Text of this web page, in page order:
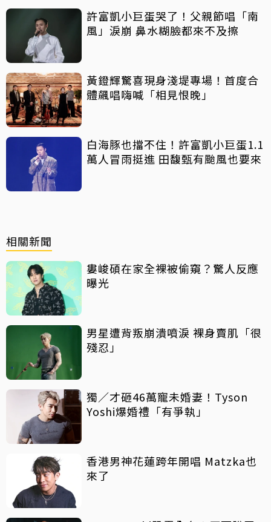
許富凱小巨蛋哭了！父親節唱「南
風」淚崩 鼻水糊臉都來不及擦
黃鐙輝驚喜現身淺堤專場！首度合
體飆唱嗨喊「相見恨晚」
白海豚也擋不住！許富凱小巨蛋1.1
萬人冒雨挺進 田馥甄有颱風也要來
相關新聞
婁峻碩在家全裸被偷窺？驚人反應
曝光
男星遭背叛崩潰噴淚 裸身賣肌「很
殘忍」
獨／才砸46萬寵未婚妻！Tyson
Yoshi爆婚禮「有爭執」
香港男神花蓮跨年開唱 Matzka也
來了